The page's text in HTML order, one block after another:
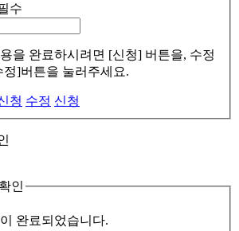
을 완료하시려면 [신청] 버튼을, 수정
]버튼을 눌러주세요.
청 수정 신청
인
완료되었습니다.